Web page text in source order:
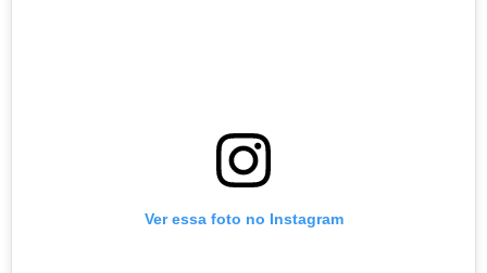
Ver essa foto no Instagram